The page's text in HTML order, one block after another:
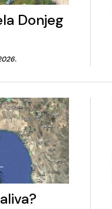
Donjeg